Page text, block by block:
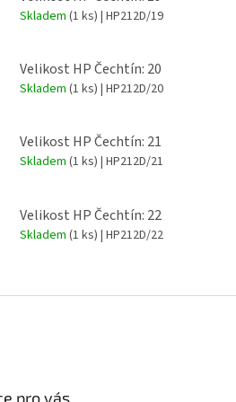
Skladem (1 ks) | HP212D/19
Velikost HP Čechtín: 20
Skladem (1 ks) | HP212D/20
Velikost HP Čechtín: 21
Skladem (1 ks) | HP212D/21
Velikost HP Čechtín: 22
Skladem (1 ks) | HP212D/22
pro vás